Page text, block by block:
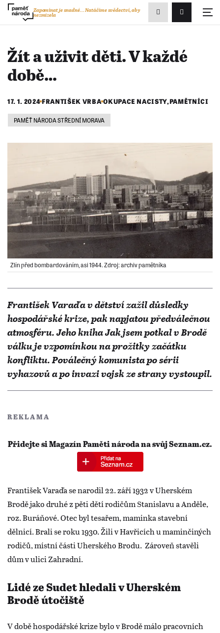
Přihlášení/
Zapomínat je snadné...Natáčíme svědectví, aby
nezmizela
Zobrazit
vyhledávání
Žít a uživit děti. V každé
době…
17. 1. 2024 FRANTIŠEK VRBA OKUPACE NACISTY,PAMĚTNÍCI
PAMĚŤ NÁRODA STŘEDNÍ MORAVA
Zlín před bombardováním, asi 1944. Zdroj: archiv pamětníka
František Varaďa v dětství zažil důsledky
hospodářské krize, pak napjatou předválečnou
atmosféru. Jeho kniha Jak jsem potkal v Brodě
válku je vzpomínkou na prožitky začátku
konfliktu. Poválečný komunista po sérii
vyhazovů a po invazi vojsk ze strany vystoupil.
REKLAMA
Přidejte si Magazín Paměti národa na svůj Seznam.cz.
František Varaďa se narodil 22. září 1932 v Uherském
Brodě jako druhé z pěti dětí rodičům Stanislavu a Anděle,
roz. Buráňové. Otec byl tesařem, maminka stavební
dělnicí. Brali se roku 1930. Žili v Havřicích u maminčiných
rodičů, místní části Uherského Brodu. Zároveň stavěli
dům v ulici Zahradní.
Lidé ze Sudet hledali v Uherském
Brodě útočiště
V době hospodářské krize bylo v Brodě málo pracovních